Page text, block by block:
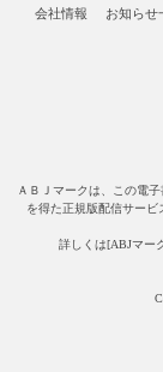
会社情報 お知らせ
ＡＢＪマークは、この電
を得た正規版配信サー
詳しくは[ABJマー